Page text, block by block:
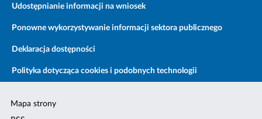
Udostępnianie informacji na wniosek
Ponowne wykorzystywanie informacji sektora publicznego
Deklaracja dostępności
Polityka dotycząca cookies i podobnych technologii
Mapa strony